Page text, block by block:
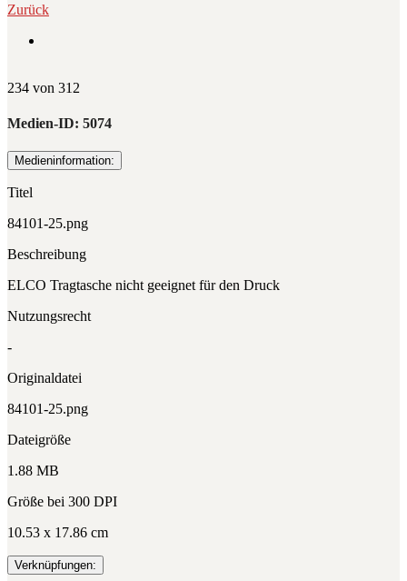
Zurück
234 von 312
Medien-ID: 5074
Medieninformation:
Titel
84101-25.png
Beschreibung
ELCO Tragtasche nicht geeignet für den Druck
Nutzungsrecht
-
Originaldatei
84101-25.png
Dateigröße
1.88 MB
Größe bei 300 DPI
10.53 x 17.86 cm
Verknüpfungen: